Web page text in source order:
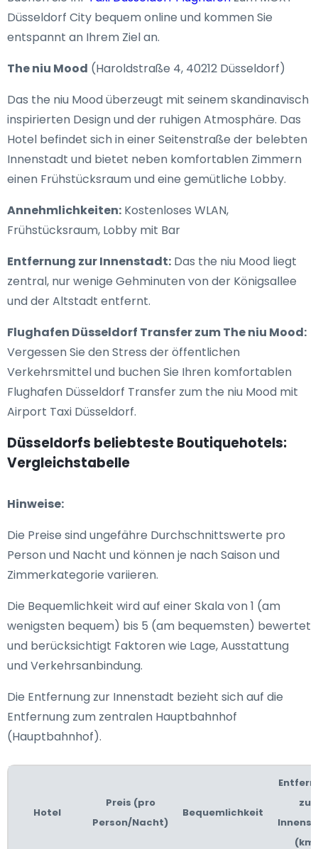
Düsseldorf City bequem online und kommen Sie
entspannt an Ihrem Ziel an.
The niu Mood (Haroldstraße 4, 40212 Düsseldorf)
Das the niu Mood überzeugt mit seinem skandinavisch
inspirierten Design und der ruhigen Atmosphäre. Das
Hotel befindet sich in einer Seitenstraße der belebten
Innenstadt und bietet neben komfortablen Zimmern
einen Frühstücksraum und eine gemütliche Lobby.
Annehmlichkeiten: Kostenloses WLAN,
Frühstücksraum, Lobby mit Bar
Entfernung zur Innenstadt: Das the niu Mood liegt
zentral, nur wenige Gehminuten von der Königsallee
und der Altstadt entfernt.
Flughafen Düsseldorf Transfer zum The niu Mood:
Vergessen Sie den Stress der öffentlichen
Verkehrsmittel und buchen Sie Ihren komfortablen
Flughafen Düsseldorf Transfer zum the niu Mood mit
Airport Taxi Düsseldorf.
Düsseldorfs beliebteste Boutiquehotels:
Vergleichstabelle
Hinweise:
Die Preise sind ungefähre Durchschnittswerte pro
Person und Nacht und können je nach Saison und
Zimmerkategorie variieren.
Die Bequemlichkeit wird auf einer Skala von 1 (am
wenigsten bequem) bis 5 (am bequemsten) bewertet
und berücksichtigt Faktoren wie Lage, Ausstattung
und Verkehrsanbindung.
Die Entfernung zur Innenstadt bezieht sich auf die
Entfernung zum zentralen Hauptbahnhof
(Hauptbahnhof).
Hotel
Preis (pro
Person/Nacht)
Bequemlichkeit
zur
(km)